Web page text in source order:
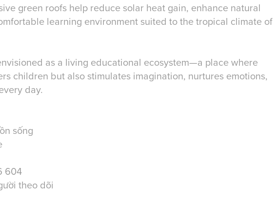
green roofs help reduce solar heat gain, enhance natural
learning environment suited to the tropical climate of
as a living educational ecosystem—a place where
children but also stimulates imagination, nurtures emotions,
day.
sống
604
theo dõi